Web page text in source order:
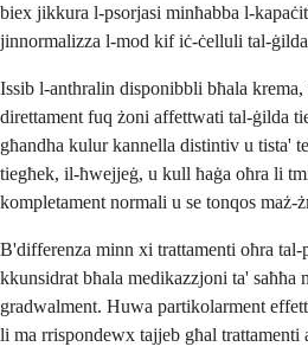
biex jikkura l-psorjasi minħabba l-
jinnormalizza l-mod kif iċ-ċelluli tal-
Issib l-anthralin disponibbli bħala
direttament fuq żoni affettwati tal-ġilda
għandha kulur kannella distintiv u tista'
tiegħek, il-ħwejjeġ, u kull ħaġa oħra li
kompletament normali u se tonqos maż-
B'differenza minn xi trattamenti oħra
kkunsidrat bħala medikazzjoni ta' saħħa
gradwalment. Huwa partikolarment
li ma rrispondewx tajjeb għal trattamenti